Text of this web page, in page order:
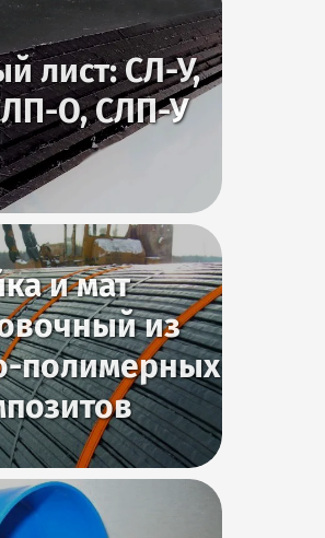
лист: СЛ-У,
О, СЛП-У
и мат
из
полимерных